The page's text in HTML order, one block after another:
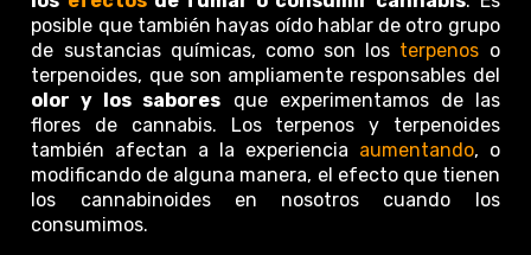
posible que también hayas oído hablar de otro grupo
de sustancias químicas, como son los terpenos o
terpenoides, que son ampliamente responsables del
olor y los sabores que experimentamos de las
flores de cannabis. Los terpenos y terpenoides
también afectan a la experiencia aumentando, o
modificando de alguna manera, el efecto que tienen
los cannabinoides en nosotros cuando los
consumimos.